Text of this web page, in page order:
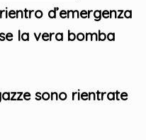
rientro d’emergenza
la vera bomba
sono rientrate